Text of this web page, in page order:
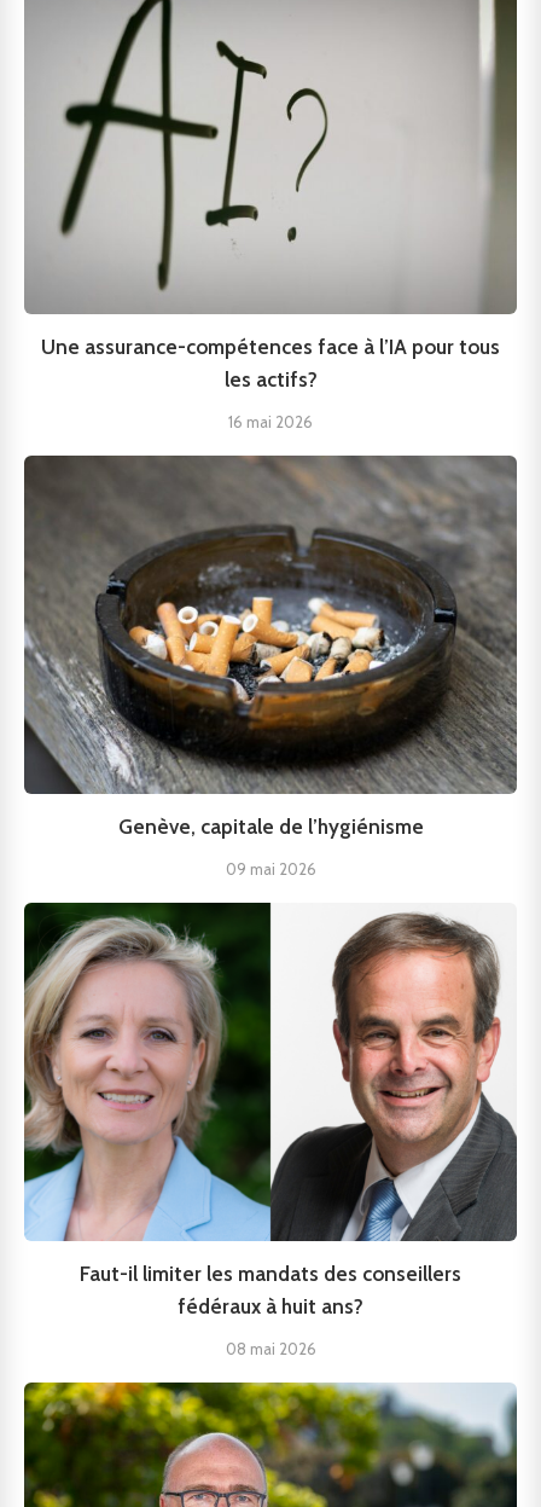
Une assurance-compétences face à l’IA pour tous
les actifs?
16 mai 2026
Genève, capitale de l’hygiénisme
09 mai 2026
Faut-il limiter les mandats des conseillers
fédéraux à huit ans?
08 mai 2026